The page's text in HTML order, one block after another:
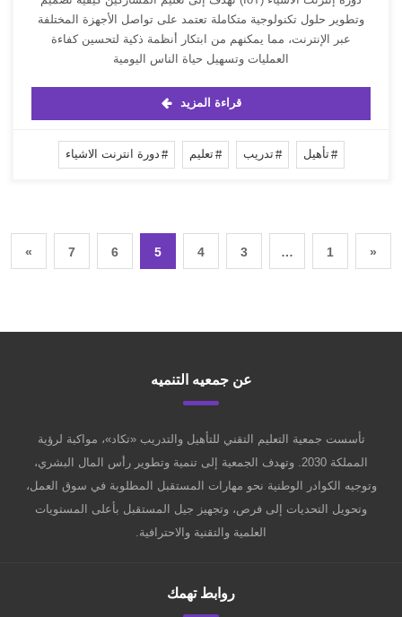
وتطوير حلول تكنولوجية متكاملة تعتمد على تواصل الأجهزة المختلفة
عبر الإنترنت، مما يمكنهم من ابتكار أنظمة ذكية لتحسين كفاءة
العمليات وتسهيل حياة الناس اليومية
قراءة المزيد
تأهيل تدريب تعليم دورة انترنت الاشياء
«
1
…
3
4
5
6
7
»
عن جمعيه التنميه
تأسست جمعية التعليم التقني للتأهيل والتدريب «تكاد»، مواكبة لرؤية
المملكة 2030. وتهدف الجمعية إلى تنمية وتطوير رأس المال البشري،
وتوجيه الكوادر الوطنية نحو مهارات المستقبل المطلوبة في سوق العمل،
وتحويل التحديات إلى فرص، وتجهيز جيل المستقبل بأعلى المستويات
العلمية والتقنية والاحترافية.
روابط تهمك